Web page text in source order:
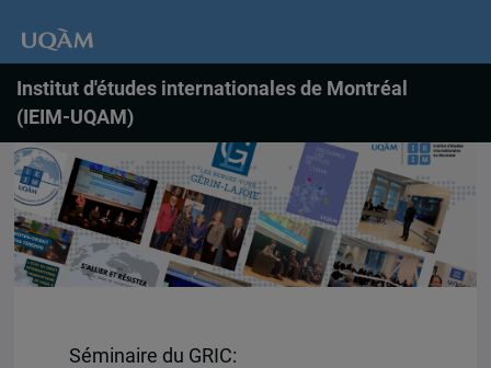
Institut d'études internationales de Montréal
(IEIM-UQAM)
Séminaire du GRIC: